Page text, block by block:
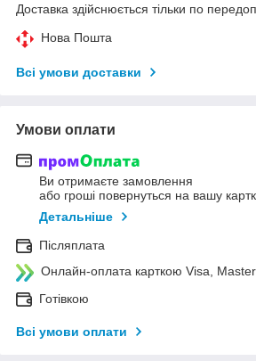
Доставка здійснюється тільки по
Нова Пошта
Всі умови доставки
Умови оплати
Ви отримаєте замовлення
або гроші повернуться на вашу
Детальніше
Післяплата
Онлайн-оплата карткою Visa,
Готівкою
Всі умови оплати